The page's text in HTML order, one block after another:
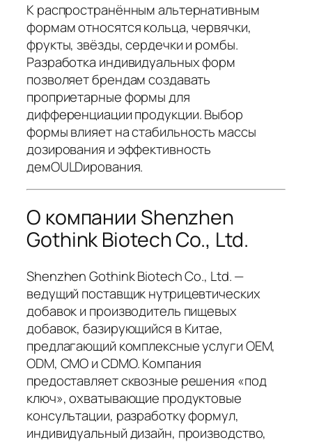
К распространённым альтернативным
формам относятся кольца, червячки,
фрукты, звёзды, сердечки и ромбы.
Разработка индивидуальных форм
позволяет брендам создавать
проприетарные формы для
дифференциации продукции. Выбор
формы влияет на стабильность массы
дозирования и эффективность
демOULDирования.
О компании Shenzhen
Gothink Biotech Co., Ltd.
Shenzhen Gothink Biotech Co., Ltd. —
ведущий поставщик нутрицевтических
добавок и производитель пищевых
добавок, базирующийся в Китае,
предлагающий комплексные услуги OEM,
ODM, CMO и CDMO. Компания
предоставляет сквозные решения «под
ключ», охватывающие продуктовые
консультации, разработку формул,
индивидуальный дизайн, производство,